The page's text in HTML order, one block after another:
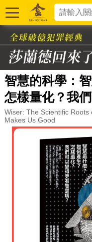
智慧的科學：
怎樣量化？我
Wiser: The Scientific
Makes Us Good